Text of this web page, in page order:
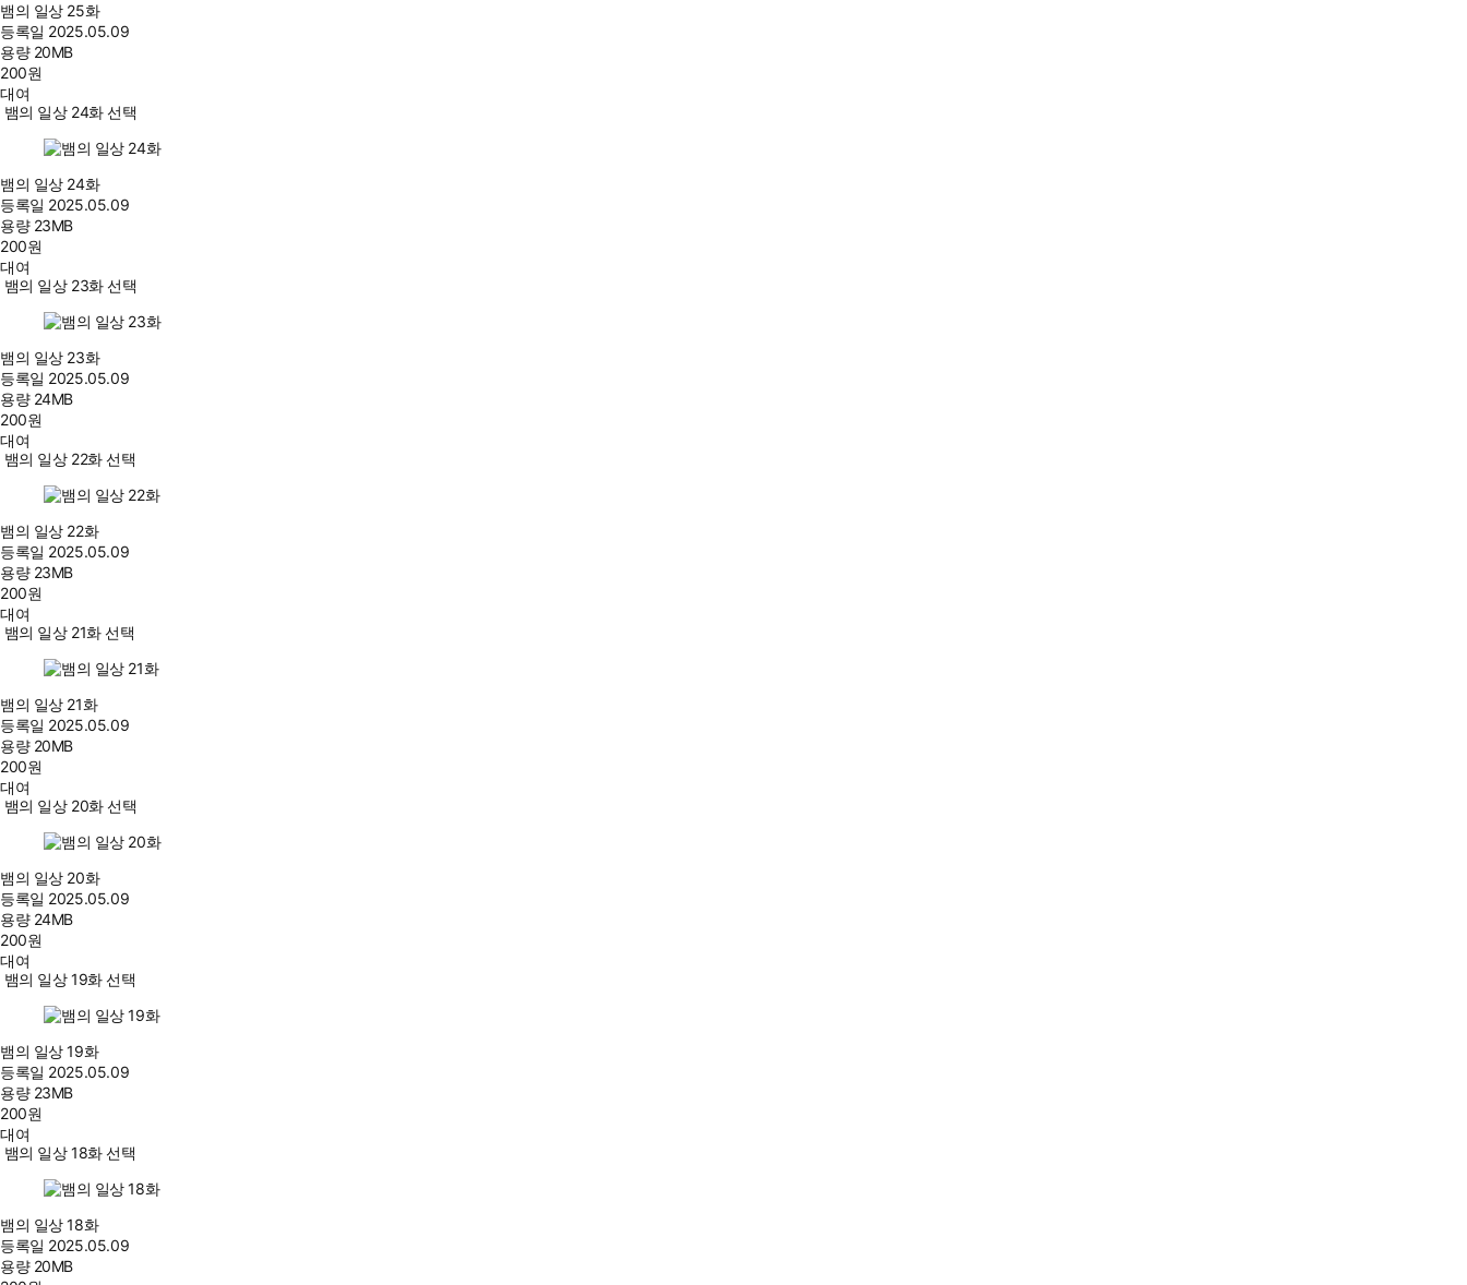
뱀의 일상 25화
등록일 2025.05.09
용량 20MB
200원
대여
뱀의 일상 24화 선택
뱀의 일상 24화
등록일 2025.05.09
용량 23MB
200원
대여
뱀의 일상 23화 선택
뱀의 일상 23화
등록일 2025.05.09
용량 24MB
200원
대여
뱀의 일상 22화 선택
뱀의 일상 22화
등록일 2025.05.09
용량 23MB
200원
대여
뱀의 일상 21화 선택
뱀의 일상 21화
등록일 2025.05.09
용량 20MB
200원
대여
뱀의 일상 20화 선택
뱀의 일상 20화
등록일 2025.05.09
용량 24MB
200원
대여
뱀의 일상 19화 선택
뱀의 일상 19화
등록일 2025.05.09
용량 23MB
200원
대여
뱀의 일상 18화 선택
뱀의 일상 18화
등록일 2025.05.09
용량 20MB